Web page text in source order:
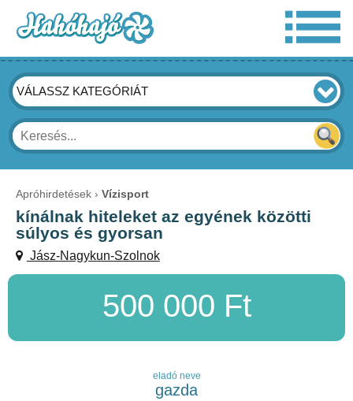
VÁLASSZ KATEGÓRIÁT
Apróhirdetések Vízisport
kínálnak hiteleket az egyének közötti
súlyos és gyorsan
Jász-Nagykun-Szolnok
500 000 Ft
eladó neve
gazda